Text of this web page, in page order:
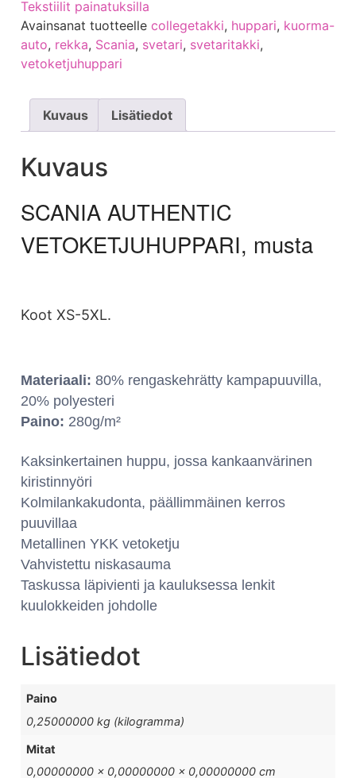
Tekstiilit painatuksilla
Avainsanat tuotteelle collegetakki, huppari, kuorma-
auto, rekka, Scania, svetari, svetaritakki,
vetoketjuhuppari
Kuvaus Lisätiedot
Kuvaus
SCANIA AUTHENTIC
VETOKETJUHUPPARI, musta
Koot XS-5XL.
Materiaali: 80% rengaskehrätty kampapuuvilla,
20% polyesteri
Paino: 280g/m²
Kaksinkertainen huppu, jossa kankaanvärinen
kiristinnyöri
Kolmilankakudonta, päällimmäinen kerros
puuvillaa
Metallinen YKK vetoketju
Vahvistettu niskasauma
Taskussa läpivienti ja kauluksessa lenkit
kuulokkeiden johdolle
Lisätiedot
Paino
0,25000000 kg (kilogramma)
Mitat
0,00000000 × 0,00000000 × 0,00000000 cm